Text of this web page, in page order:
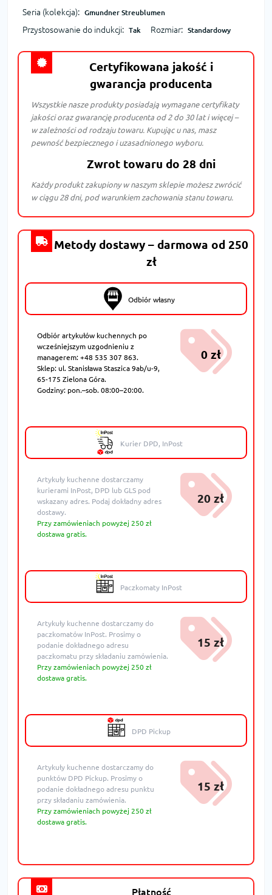
Seria (kolekcja): Gmundner Streublumen
Przystosowanie do indukcji: Tak Rozmiar: Standardowy
Certyfikowana jakość i
gwarancja producenta
Wszystkie nasze produkty posiadają wymagane certyfikaty
jakości oraz gwarancję producenta od 2 do 30 lat i więcej –
w zależności od rodzaju towaru. Kupując u nas, masz
pewność bezpiecznego i uzasadnionego wyboru.
Zwrot towaru do 28 dni
Każdy produkt zakupiony w naszym sklepie możesz zwrócić
w ciągu 28 dni, pod warunkiem zachowania stanu towaru.
Metody dostawy – darmowa od 250
zł
Odbiór własny
Odbiór artykułów kuchennych po
wcześniejszym uzgodnieniu z
managerem: +48 535 307 863.
Sklep: ul. Stanisława Staszica 9ab/u-9,
65-175 Zielona Góra.
Godziny: pon.–sob. 08:00–20:00.
0 zł
Kurier DPD, InPost
Artykuły kuchenne dostarczamy
kurierami InPost, DPD lub GLS pod
wskazany adres. Podaj dokładny adres
dostawy.
Przy zamówieniach powyżej 250 zł
dostawa gratis.
20 zł
Paczkomaty InPost
Artykuły kuchenne dostarczamy do
paczkomatów InPost. Prosimy o
podanie dokładnego adresu
paczkomatu przy składaniu zamówienia.
Przy zamówieniach powyżej 250 zł
dostawa gratis.
15 zł
DPD Pickup
Artykuły kuchenne dostarczamy do
punktów DPD Pickup. Prosimy o
podanie dokładnego adresu punktu
przy składaniu zamówienia.
Przy zamówieniach powyżej 250 zł
dostawa gratis.
15 zł
Płatność